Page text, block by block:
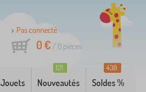
Pas connecté
0 €/ 0 pièces
Jouets Nouveautés
121
Soldes %
438